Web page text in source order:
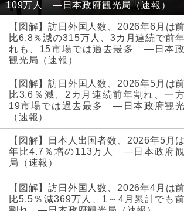
109万人 ―日本政府観光局（速報）
【図解】訪日外国人数、2026年6月は
比6.8％減の315万人、3カ月連続で前
れも、15市場では過去最多 ―日本
観光局（速報）
【図解】訪日外国人数、2026年5月は
比3.6％減、2カ月連続前年割れ、一
19市場では過去最多 ―日本政府観
（速報）
【図解】日本人出国者数、2026年5月
年比4.7％増の113万人 ―日本政府
局（速報）
【図解】訪日外国人数、2026年4月は
比5.5％減369万人、1～4月累計でも